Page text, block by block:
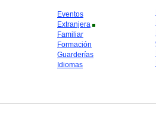
Eventos
Extranjera
Familiar
Formación
Guarderías
Idiomas